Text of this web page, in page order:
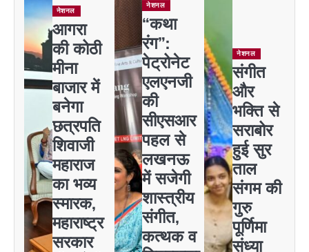
नेशनल
आगरा
की कोठी
मीना
बाजार में
बनेगा
छत्रपति
शिवाजी
महाराज
का भव्य
स्मारक,
महाराष्ट्र
सरकार
नेशनल
“कथा
रंग”:
पेट्रोनेट
एलएनजी
की
सीएसआर
पहल से
लखनऊ
में सजेगी
शास्त्रीय
संगीत,
कत्थक व
नेशनल
संगीत
और
भक्ति से
सराबोर
हुई सुर
ताल
संगम की
गुरु
पूर्णिमा
संध्या